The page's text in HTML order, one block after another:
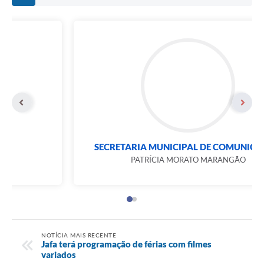
SECRETARIA DE CULTURA
RICARDO GIMENES PERES
NOTÍCIA MAIS RECENTE
Jafa terá programação de férias com filmes
variados